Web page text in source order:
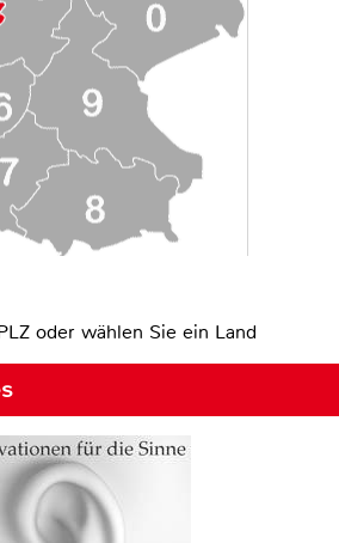
oder wählen Sie ein Land